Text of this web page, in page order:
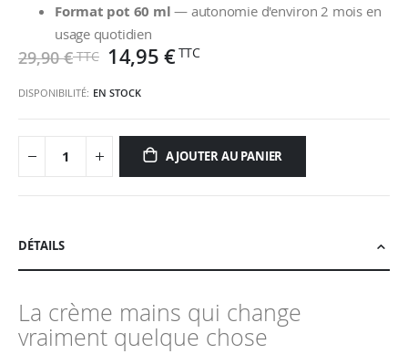
Format pot 60 ml — autonomie d'environ 2 mois en
usage quotidien
29,90 € 14,95 €
DISPONIBILITÉ: EN STOCK
AJOUTER AU PANIER
DÉTAILS
La crème mains qui change
vraiment quelque chose